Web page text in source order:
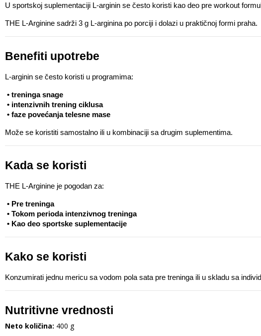
U sportskoj suplementaciji L-arginin se često koristi kao deo pre workout
THE L-Arginine sadrži 3 g L-arginina po porciji i dolazi u praktičnoj formi praha.
Benefiti upotrebe
L-arginin se često koristi u programima:
• treninga snage
• intenzivnih trening ciklusa
• faze povećanja telesne mase
Može se koristiti samostalno ili u kombinaciji sa drugim suplementima.
Kada se koristi
THE L-Arginine je pogodan za:
• Pre treninga
• Tokom perioda intenzivnog treninga
• Kao deo sportske suplementacije
Kako se koristi
Konzumirati jednu mericu sa vodom pola sata pre treninga ili u skladu sa
Nutritivne vrednosti
Neto količina: 400 g